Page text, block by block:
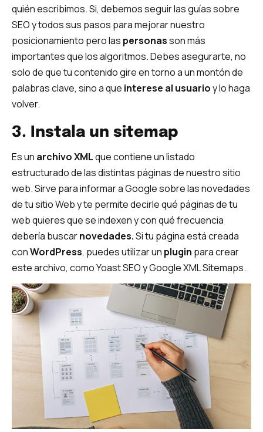
quién escribimos. Si, debemos seguir las guías sobre
SEO y todos sus pasos para mejorar nuestro
posicionamiento pero las personasson más
importantes que los algoritmos. Debes asegurarte, no
solo de que tu contenido gire en torno a un montón de
palabras clave, sino a que interese al usuarioy lo haga
volver.
3. Instala un sitemap
Es un archivo XMLque contiene un listado
estructurado de las distintas páginas de nuestro sitio
web. Sirve para informar a Google sobre las novedades
de tu sitio Web y te permite decirle qué páginas de tu
web quieres que se indexen y con qué frecuencia
debería buscarnovedades.Si tu página está creada
conWordPress, puedes utilizar un plugin para crear
este archivo, como Yoast SEO y Google XML Sitemaps.